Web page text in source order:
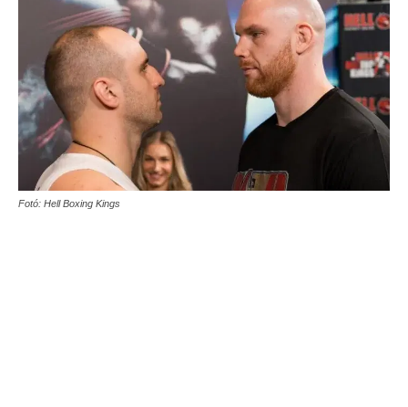
Fotó: Hell Boxing Kings